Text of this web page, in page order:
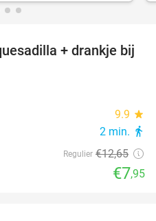
37%
+ drankje bij
9.9 star
2 min. directions_walk
Regulier €12,65
€7,95